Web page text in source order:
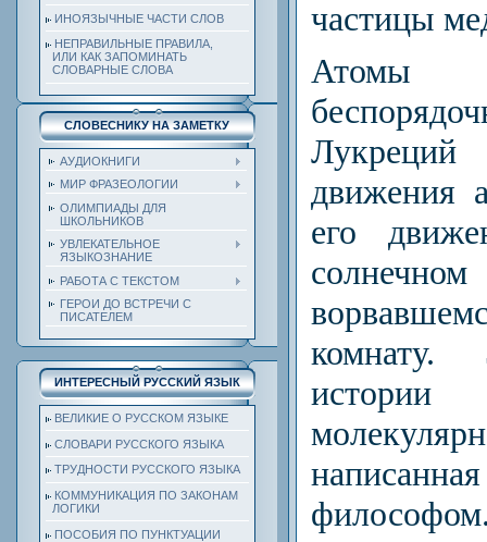
ИНОЯЗЫЧНЫЕ ЧАСТИ СЛОВ
НЕПРАВИЛЬНЫЕ ПРАВИЛА,
ИЛИ КАК ЗАПОМИНАТЬ
СЛОВАРНЫЕ СЛОВА
СЛОВЕСНИКУ НА ЗАМЕТКУ
АУДИОКНИГИ
МИР ФРАЗЕОЛОГИИ
ОЛИМПИАДЫ ДЛЯ
ШКОЛЬНИКОВ
УВЛЕКАТЕЛЬНОЕ
ЯЗЫКОЗНАНИЕ
РАБОТА С ТЕКСТОМ
ГЕРОИ ДО ВСТРЕЧИ С
ПИСАТЕЛЕМ
ИНТЕРЕСНЫЙ РУССКИЙ ЯЗЫК
ВЕЛИКИЕ О РУССКОМ ЯЗЫКЕ
СЛОВАРИ РУССКОГО ЯЗЫКА
ТРУДНОСТИ РУССКОГО ЯЗЫКА
КОММУНИКАЦИЯ ПО ЗАКОНАМ
ЛОГИКИ
ПОСОБИЯ ПО ПУНКТУАЦИИ
частицы
Атомы
движения
его
истории